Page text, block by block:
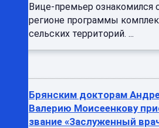
Вице-премьер ознакомился
регионе программы
сельских территорий. ...
Брянским докторам
Валерию Моисеенкову
звание «Заслуженный